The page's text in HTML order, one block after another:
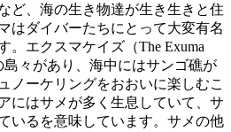
ど、海の生き物達が生き生きと住
はダイバーたちにとって大変有名
。エクスマケイズ（The Exuma
島々があり、海中にはサンゴ礁が
ノーケリングをおおいに楽しむこ
にはサメが多く生息していて、サ
いるを意味しています。サメの他